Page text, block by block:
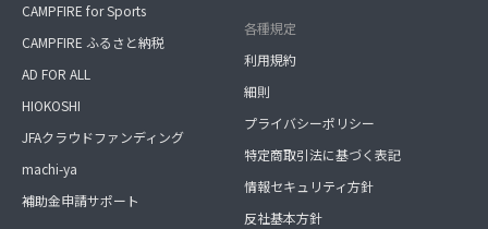
CAMPFIRE for Sports
CAMPFIRE ふるさと納税
AD FOR ALL
HIOKOSHI
JFAクラウドファンディング
machi-ya
補助金申請サポート
各種規定
利用規約
細則
プライバシーポリシー
特定商取引法に基づく表記
情報セキュリティ方針
反社基本方針